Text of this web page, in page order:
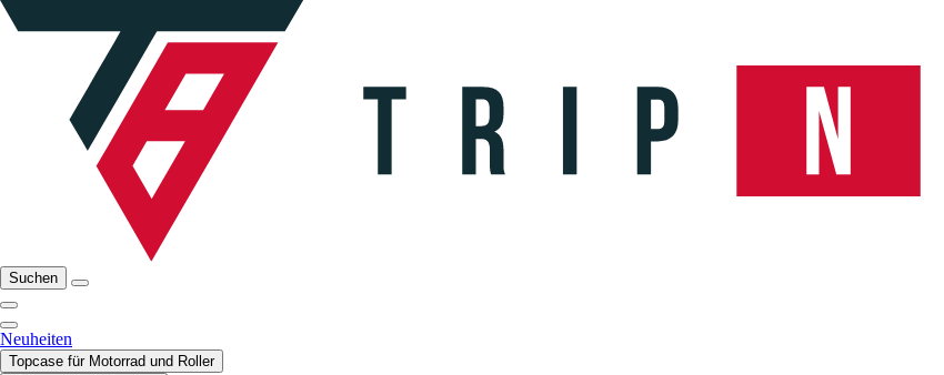
Suchen
Neuheiten
Topcase für Motorrad und Roller